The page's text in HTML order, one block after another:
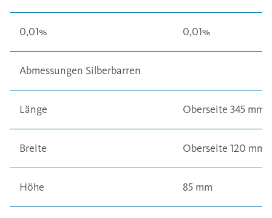
0,01% 0,01%
Abmessungen Silberbarren
Länge Oberseite 345 mm
Breite Oberseite 120 mm
Höhe 85 mm